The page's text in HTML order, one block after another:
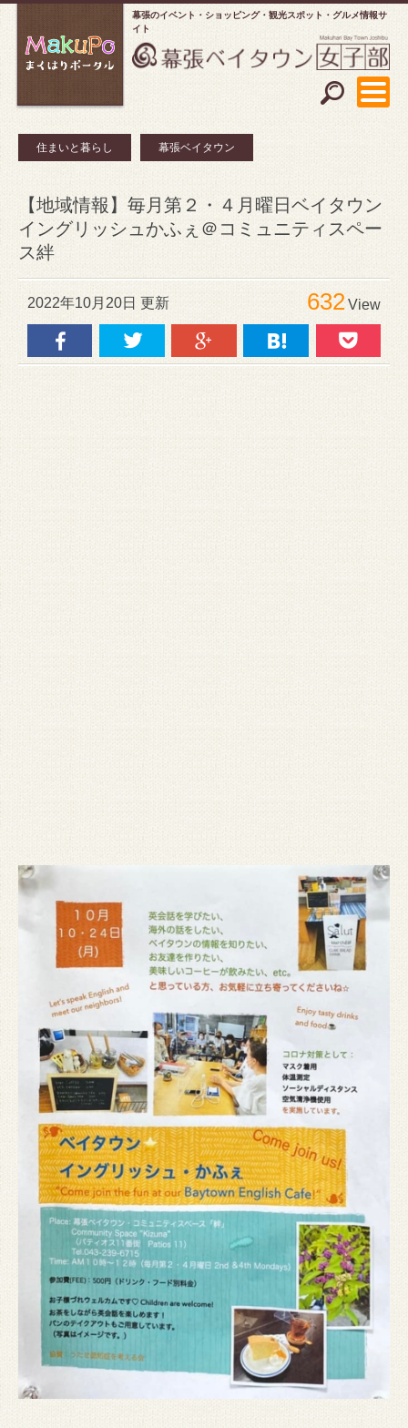
幕張のイベント・ショッピング
観光スポット・グルメ情報サ
イト
住まいと暮らし 幕張ベイタウン
【地域情報】毎月第２・４月曜日ベイタウン
イングリッシュかふぇ＠コミュニティスペー
ス絆
2022年10月20日 更新 632View